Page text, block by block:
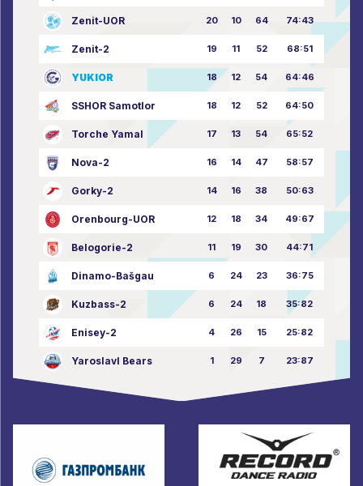
Zenit-UOR 20 10 64 74:43
Zenit-2 19 11 52 68:51
YUKIOR 18 12 54 64:46
SSHOR Samotlor 18 12 52 64:50
Torche Yamal 17 13 54 65:52
Nova-2 16 14 47 58:57
Gorky-2 14 16 38 50:63
Orenbourg-UOR 12 18 34 49:67
Belogorie-2 11 19 30 44:71
Dinamo-Bašgau 6 24 23 36:75
Kuzbass-2 6 24 18 35:82
Enisey-2 4 26 15 25:82
Yaroslavl Bears 1 29 7 23:87